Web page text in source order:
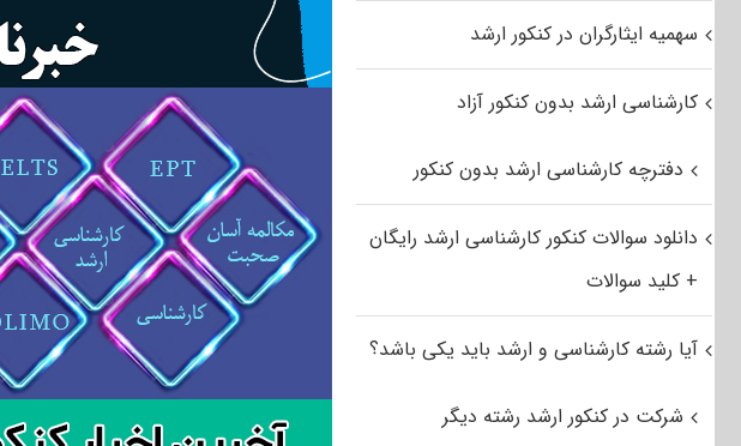
سهمیه ایثارگران در کنکور ارشد
کارشناسی ارشد بدون کنکور آزاد
دفترچه کارشناسی ارشد بدون کنکور
دانلود سوالات کنکور کارشناسی ارشد رایگان
+ کلید سوالات
آیا رشته کارشناسی و ارشد باید یکی باشد؟
شرکت در کنکور ارشد رشته دیگر